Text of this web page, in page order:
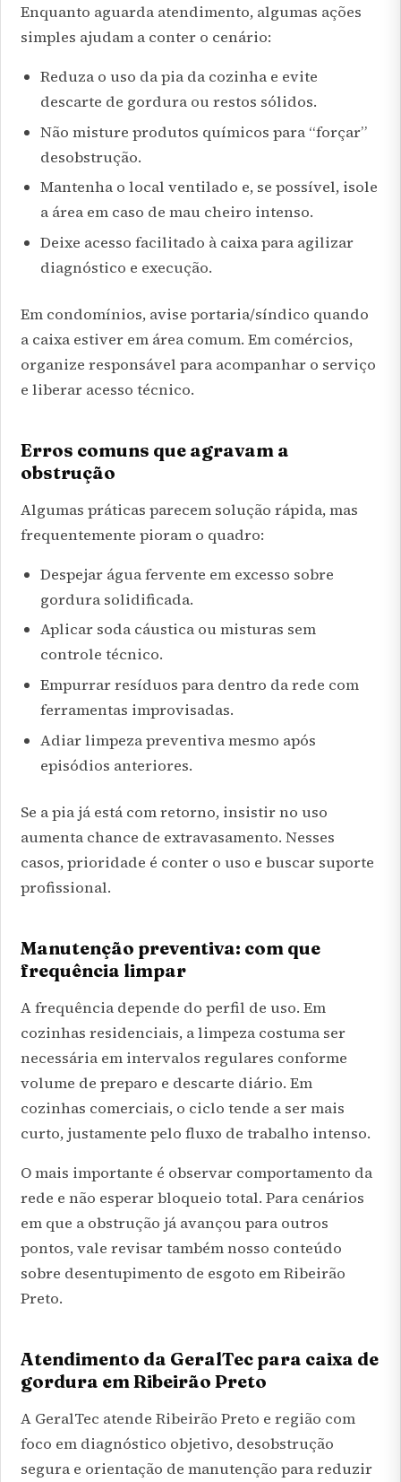
Enquanto aguarda atendimento, algumas ações
simples ajudam a conter o cenário:
Reduza o uso da pia da cozinha e evite
descarte de gordura ou restos sólidos.
Não misture produtos químicos para “forçar”
desobstrução.
Mantenha o local ventilado e, se possível, isole
a área em caso de mau cheiro intenso.
Deixe acesso facilitado à caixa para agilizar
diagnóstico e execução.
Em condomínios, avise portaria/síndico quando
a caixa estiver em área comum. Em comércios,
organize responsável para acompanhar o serviço
e liberar acesso técnico.
Erros comuns que agravam a
obstrução
Algumas práticas parecem solução rápida, mas
frequentemente pioram o quadro:
Despejar água fervente em excesso sobre
gordura solidificada.
Aplicar soda cáustica ou misturas sem
controle técnico.
Empurrar resíduos para dentro da rede com
ferramentas improvisadas.
Adiar limpeza preventiva mesmo após
episódios anteriores.
Se a pia já está com retorno, insistir no uso
aumenta chance de extravasamento. Nesses
casos, prioridade é conter o uso e buscar suporte
profissional.
Manutenção preventiva: com que
frequência limpar
A frequência depende do perfil de uso. Em
cozinhas residenciais, a limpeza costuma ser
necessária em intervalos regulares conforme
volume de preparo e descarte diário. Em
cozinhas comerciais, o ciclo tende a ser mais
curto, justamente pelo fluxo de trabalho intenso.
O mais importante é observar comportamento da
rede e não esperar bloqueio total. Para cenários
em que a obstrução já avançou para outros
pontos, vale revisar também nosso conteúdo
sobre desentupimento de esgoto em Ribeirão
Preto.
Atendimento da GeralTec para caixa de
gordura em Ribeirão Preto
A GeralTec atende Ribeirão Preto e região com
foco em diagnóstico objetivo, desobstrução
segura e orientação de manutenção para reduzir